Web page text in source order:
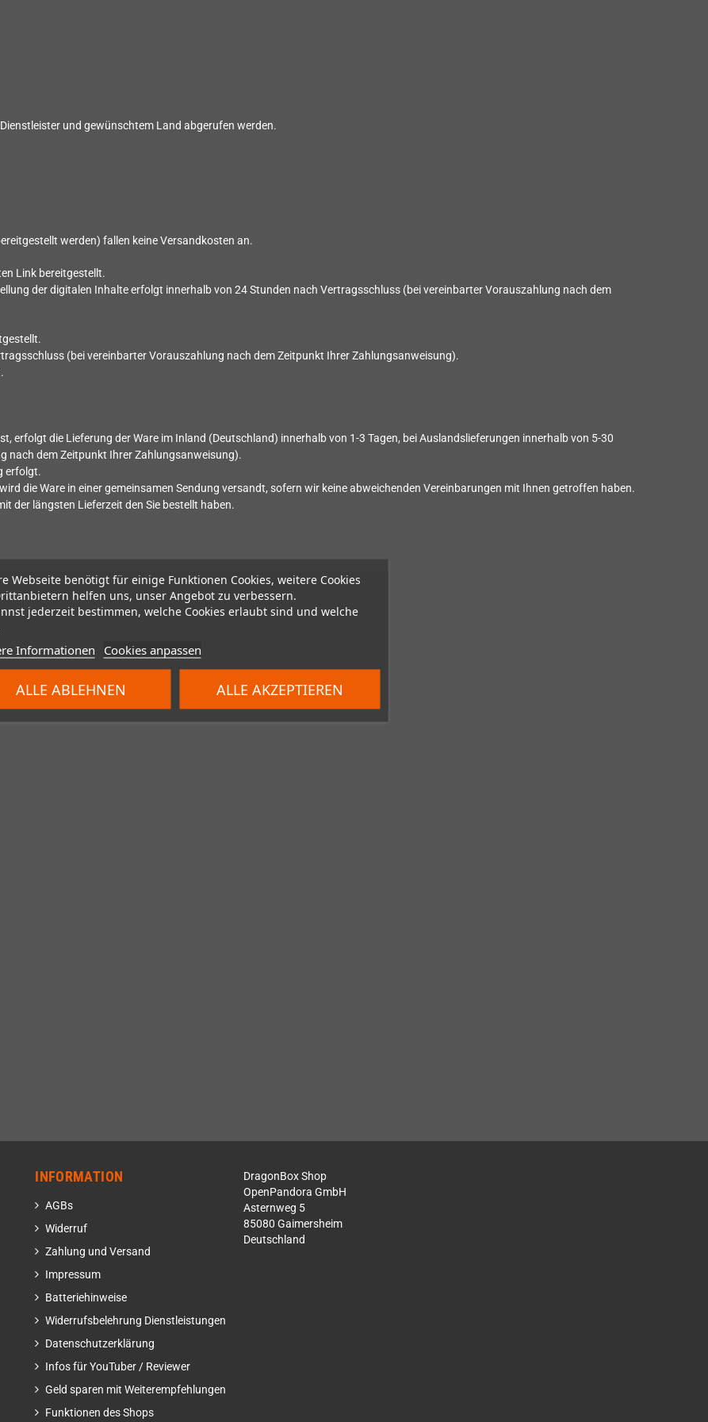
Webseite benötigt für einige Funktionen Cookies, weitere Cookies
helfen uns, unser Angebot zu verbessern.
jederzeit bestimmen, welche Cookies erlaubt sind und welche
Informationen Cookies anpassen
ALLE ABLEHNEN ALLE AKZEPTIEREN
und gewünschtem Land abgerufen werden.
werden) fallen keine Versandkosten an.
Link bereitgestellt.
der digitalen Inhalte erfolgt innerhalb von 24Stunden nach Vertragsschluss (bei vereinbarter Vorauszahlung nach dem
(bei vereinbarter Vorauszahlung nach dem Zeitpunkt Ihrer Zahlungsanweisung).
erfolgt die Lieferung der Ware im Inland (Deutschland) innerhalb von 1-3 Tagen, bei Auslandslieferungen innerhalb von 5-30
nach dem Zeitpunkt Ihrer Zahlungsanweisung).
erfolgt.
die Ware in einer gemeinsamen Sendung versandt, sofern wir keine abweichenden Vereinbarungen mit Ihnen getroffen haben.
der längsten Lieferzeit den Sie bestellt haben.
INFORMATION
AGBs
Widerruf
Zahlung und Versand
Impressum
Batteriehinweise
Widerrufsbelehrung Dienstleistungen
Datenschutzerklärung
Infos für YouTuber / Reviewer
Geld sparen mit Weiterempfehlungen
Funktionen des Shops
DragonBox Shop
OpenPandora GmbH
Asternweg 5
85080 Gaimersheim
Deutschland